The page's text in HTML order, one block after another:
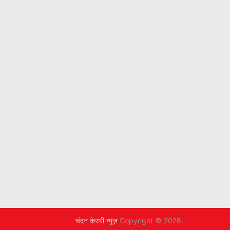
चंदन केसरी न्यूज़ Copyright © 2026.